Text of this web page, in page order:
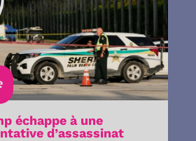
échappe à une
d’assassinat